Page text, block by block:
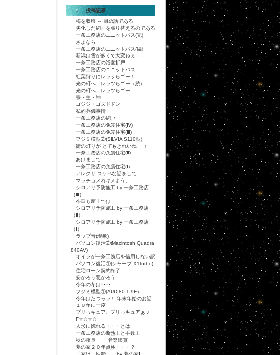
投稿記事
梅を収穫 ～ 蟲の話である
劣化した網戸を張り替えるのである
一条工務店のユニットバス(完)
さよなら･･･
一条工務店のユニットバス(続)
新潟は雪が多くて大変ねぇ．．
一条工務店の浴室折戸
一条工務店のユニットバス
紅葉狩りにレッッらゴー！
光の町へ、レッツらゴー（続)
光の町へ、レッツらゴー
宗・主・神
ゴジジ・ゴズドドン
私的葬儀事情
一条工務店の網戸
一条工務店の免震住宅(Ⅳ)
一条工務店の免震住宅(Ⅲ)
フジミ模型②(SILVIA S110型)
街の灯りが とてもきれいね･･･♪
一条工務店の免震住宅(Ⅱ)
あけまして
一条工務店の免震住宅(Ⅰ)
アレクサ スケベな話をして
マッチョメれキメよう。
シロアリ予防施工 by 一条工務店
（Ⅲ）
今宵も頭上では
シロアリ予防施工 by 一条工務店
（Ⅱ）
シロアリ予防施工 by 一条工務店
（Ⅰ）
ラップ音(現象)
パソコン復活②(Macintosh Quadra
840AV)
オイラが一条工務店を信用しない訳
パソコン復活①(シャープ X1turbo)
住宅ローン契約終了
安かろう悪かろう
今年の冬は････
フジミ模型①(AUDI80 1.9E)
今年はたつっッ！ 年末年始のお話
１０年に一度････
プリっキュア、プリっキュアぁ ♪
F☆☆☆☆
人形に惚れる・・・とは
一条工務店の断熱王と手数王
秋の夜長･･･ 音楽鑑賞
夢の家２０年点検・・・？
「家は、性能。」 by 夢の家Ⅰ